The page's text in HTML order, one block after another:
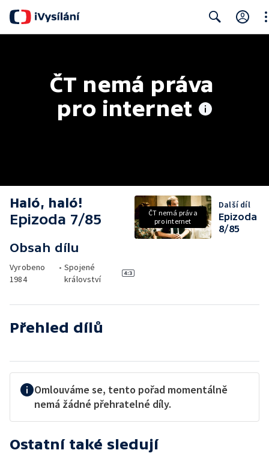
ČT nemá práva
pro internet
Haló, haló!
Epizoda 7/85
Obsah dílu
Vyrobeno
1984
• Spojené
království
ČT nemá práva
pro internet
Další díl
Epizoda
8/85
Přehled dílů
Omlouváme se, tento pořad momentálně
nemá žádné přehratelné díly.
Ostatní také sledují